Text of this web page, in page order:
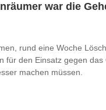
war die
rund eine Woche
für den Einsatz gegen
machen müssen.